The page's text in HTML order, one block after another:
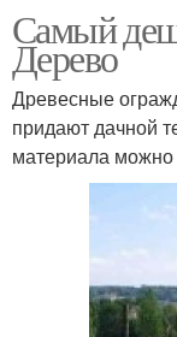
Самый
Дерево
Древесные
придают дачной
материала можно